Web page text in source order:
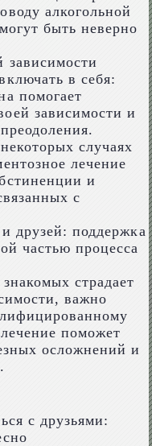
алкогольной
быть неверно
зависимости
в себя:
помогает
зависимости и
случаях
лечение
и
с
друзей: поддержка
частью процесса
страдает
важно
поможет
осложнений и
с друзьями: